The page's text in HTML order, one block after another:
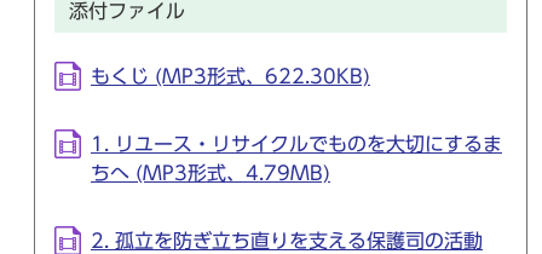
添付ファイル
もくじ (MP3形式、622.30KB)
1. リユース・リサイクルでものを大切にするま
ちへ (MP3形式、4.79MB)
2. 孤立を防ぎ立ち直りを支える保護司の活動